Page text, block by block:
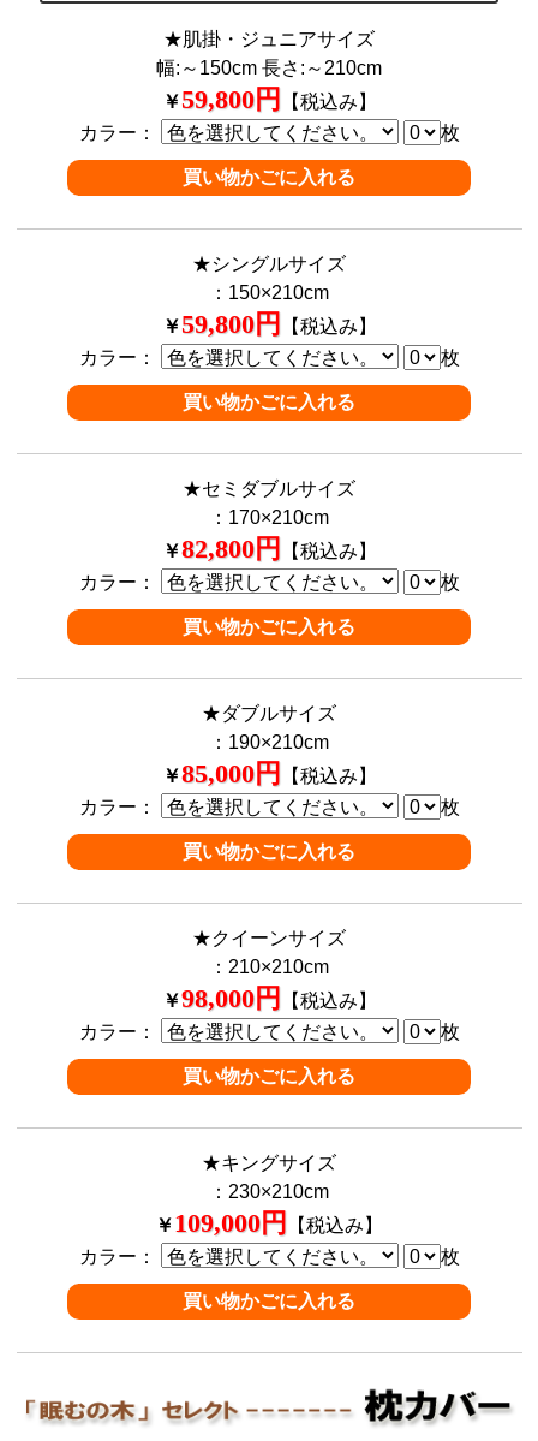
★肌掛・ジュニアサイズ
幅:～150cm 長さ:～210cm
￥59,800円
【税込み】
カラー：
枚
★シングルサイズ
：150×210cm
￥59,800円
【税込み】
カラー：
枚
★セミダブルサイズ
：170×210cm
￥82,800円
【税込み】
カラー：
枚
★ダブルサイズ
：190×210cm
￥85,000円
【税込み】
カラー：
枚
★クイーンサイズ
：210×210cm
￥98,000円
【税込み】
カラー：
枚
★キングサイズ
：230×210cm
￥109,000円
【税込み】
カラー：
枚